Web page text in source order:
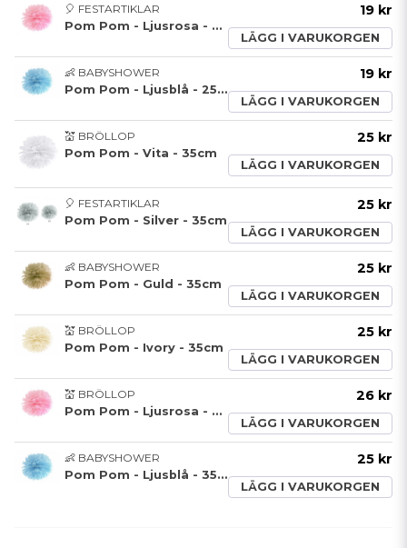
🎈 FESTARTIKLAR
Pom Pom - Ljusrosa - 25cm
19 kr
LÄGG I VARUKORGEN
👶 BABYSHOWER
Pom Pom - Ljusblå - 25cm
19 kr
LÄGG I VARUKORGEN
💒 BRÖLLOP
Pom Pom - Vita - 35cm
25 kr
LÄGG I VARUKORGEN
🎈 FESTARTIKLAR
Pom Pom - Silver - 35cm
25 kr
LÄGG I VARUKORGEN
👶 BABYSHOWER
Pom Pom - Guld - 35cm
25 kr
LÄGG I VARUKORGEN
💒 BRÖLLOP
Pom Pom - Ivory - 35cm
25 kr
LÄGG I VARUKORGEN
💒 BRÖLLOP
Pom Pom - Ljusrosa - 35cm
26 kr
LÄGG I VARUKORGEN
👶 BABYSHOWER
Pom Pom - Ljusblå - 35cm
25 kr
LÄGG I VARUKORGEN